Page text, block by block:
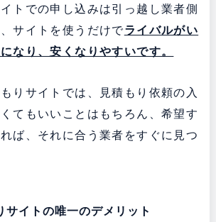
トでの申し込みは引っ越し業者側
サイトを使うだけでライバルがい
なり、安くなりやすいです。
りサイトでは、見積もり依頼の入
てもいいことはもちろん、希望す
ば、それに合う業者をすぐに見つ
サイトの唯一のデメリット